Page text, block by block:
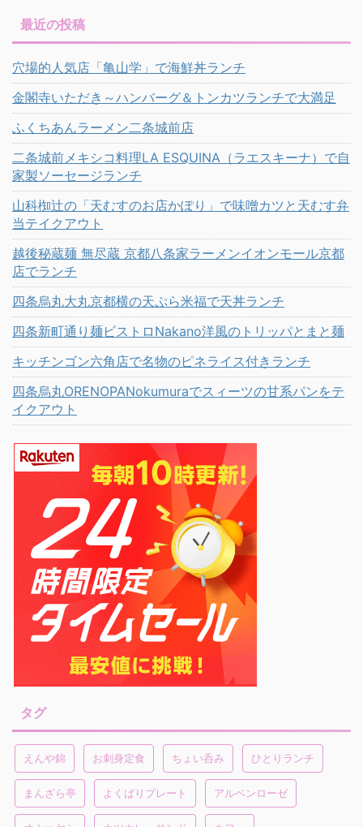
最近の投稿
穴場的人気店「亀山学」で海鮮丼ランチ
金閣寺いただき～ハンバーグ＆トンカツランチで大満足
ふくちあんラーメン二条城前店
二条城前メキシコ料理LA ESQUINA（ラエスキーナ）で自
家製ソーセージランチ
山科椥辻の「天むすのお店かぽり」で味噌カツと天むす弁
当テイクアウト
越後秘蔵麺 無尽蔵 京都八条家ラーメンイオンモール京都
店でランチ
四条烏丸大丸京都横の天ぷら米福で天丼ランチ
四条新町通り麺ビストロNakano洋風のトリッパとまと麺
キッチンゴン六角店で名物のピネライス付きランチ
四条烏丸ORENOPANokumuraでスィーツの甘系パンをテ
イクアウト
タグ
えんや錦 お刺身定食 ちょい呑み ひとりランチ
まんざら亭 よくばりプレート アルペンローゼ